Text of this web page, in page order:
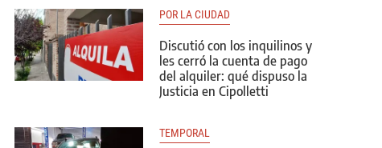
POR LA CIUDAD
Discutió con los inquilinos y
les cerró la cuenta de pago
del alquiler: qué dispuso la
Justicia en Cipolletti
TEMPORAL